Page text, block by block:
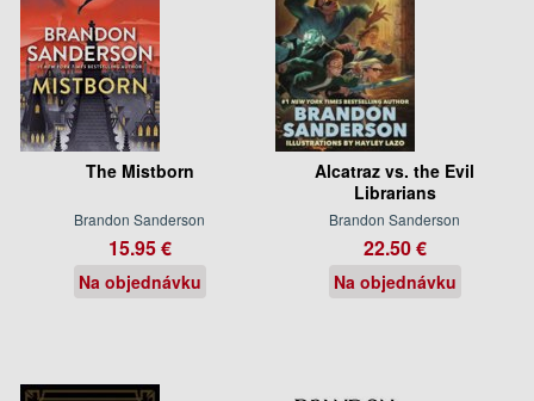
The Mistborn
Brandon Sanderson
15.95 €
Na objednávku
Alcatraz vs. the Evil
Librarians
Brandon Sanderson
22.50 €
Na objednávku